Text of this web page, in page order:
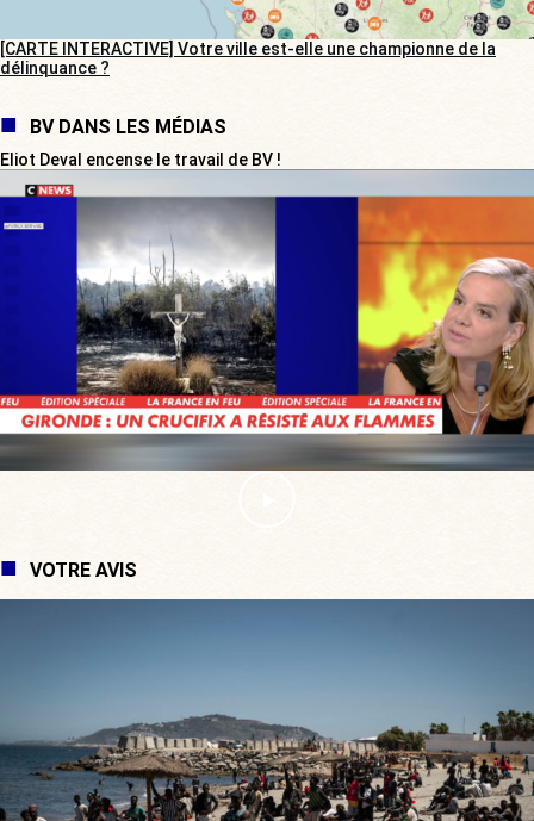
[CARTE INTERACTIVE] Votre ville est-elle une championne de la
délinquance ?
BV DANS LES MÉDIAS
Eliot Deval encense le travail de BV !
VOTRE AVIS